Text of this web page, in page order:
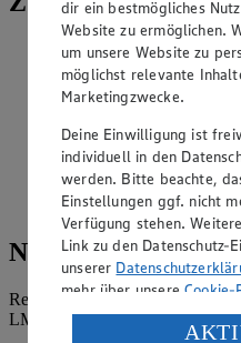
Für den Chia-Vanille-
in Wasser einweichen.
Den Chia-Pudding mit
der Limette, dem
und dem Honig in einen
Den Chia-Vanille-
frischer Minze genießen.
Nährwerte
Referenzmenge für einen
LMIV (8.400 kJ/2.000 kcal).
dir ein bestmögliches
Website zu ermöglichen.
um unsere Website zu
möglichst relevante
Marketingzwecke.
Deine Einwilligung ist
individuell in den
werden. Bitte beachte,
Einstellungen ggf. nicht
Verfügung stehen.
Link zu den Datenschutz-
unserer
mehr über unsereCookie-
Verarbeitung deiner